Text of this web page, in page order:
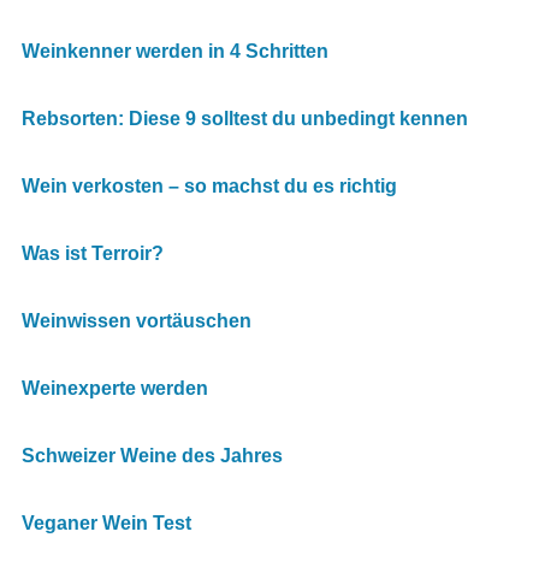
Weinkenner werden in 4 Schritten
Rebsorten: Diese 9 solltest du unbedingt kennen
Wein verkosten – so machst du es richtig
Was ist Terroir?
Weinwissen vortäuschen
Weinexperte werden
Schweizer Weine des Jahres
Veganer Wein Test